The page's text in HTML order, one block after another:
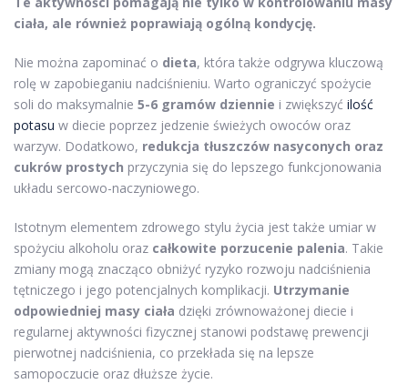
ciała, ale również poprawiają ogólną kondycję.
Nie można zapominać o dieta, która także odgrywa kluczową
rolę w zapobieganiu nadciśnieniu. Warto ograniczyć spożycie
soli do maksymalnie 5-6 gramów dziennie i zwiększyć ilość
potasu w diecie poprzez jedzenie świeżych owoców oraz
warzyw. Dodatkowo, redukcja tłuszczów nasyconych oraz
cukrów prostych przyczynia się do lepszego funkcjonowania
układu sercowo-naczyniowego.
Istotnym elementem zdrowego stylu życia jest także umiar w
spożyciu alkoholu oraz całkowite porzucenie palenia. Takie
zmiany mogą znacząco obniżyć ryzyko rozwoju nadciśnienia
tętniczego i jego potencjalnych komplikacji. Utrzymanie
odpowiedniej masy ciała dzięki zrównoważonej diecie i
regularnej aktywności fizycznej stanowi podstawę prewencji
pierwotnej nadciśnienia, co przekłada się na lepsze
samopoczucie oraz dłuższe życie.